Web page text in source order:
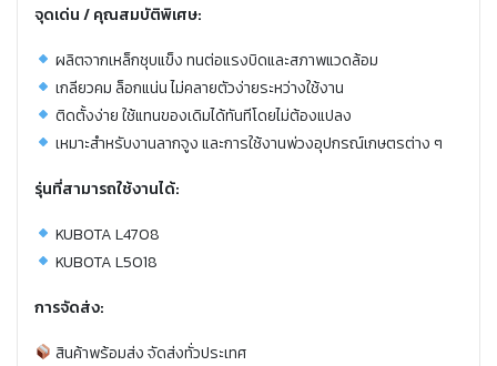
จุดเด่น / คุณสมบัติพิเศษ:
ผลิตจากเหล็กชุบแข็ง ทนต่อแรงบิดและสภาพแวดล้อม
เกลียวคม ล็อกแน่น ไม่คลายตัวง่ายระหว่างใช้งาน
ติดตั้งง่าย ใช้แทนของเดิมได้ทันทีโดยไม่ต้องแปลง
เหมาะสำหรับงานลากจูง และการใช้งานพ่วงอุปกรณ์เกษตรต่าง ๆ
รุ่นที่สามารถใช้งานได้:
KUBOTA L4708
KUBOTA L5018
การจัดส่ง:
สินค้าพร้อมส่ง จัดส่งทั่วประเทศ